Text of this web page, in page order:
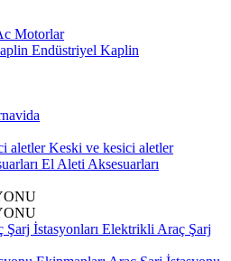
Motorlar
Endüstriyel Kaplin
Keski ve kesici aletler
El Aleti Aksesuarları
Elektrikli Araç Şarj